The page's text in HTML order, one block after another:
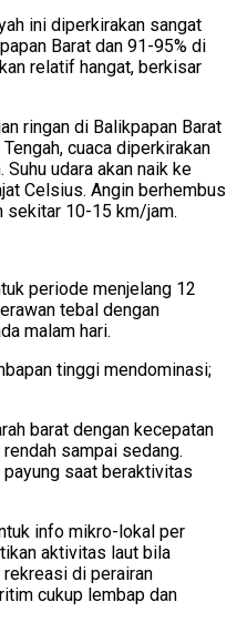
ini diperkirakan sangat
Barat dan 91-95% di
relatif hangat, berkisar
ringan di Balikpapan Barat
cuaca diperkirakan
udara akan naik ke
Celsius. Angin berhembus
sekitar 10-15 km/jam.
periode menjelang 12
tebal dengan
malam hari.
tinggi mendominasi;
barat dengan kecepatan
sampai sedang.
payung saat beraktivitas
info mikro-lokal per
aktivitas laut bila
rekreasi di perairan
cukup lembap dan